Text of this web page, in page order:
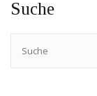
Suche